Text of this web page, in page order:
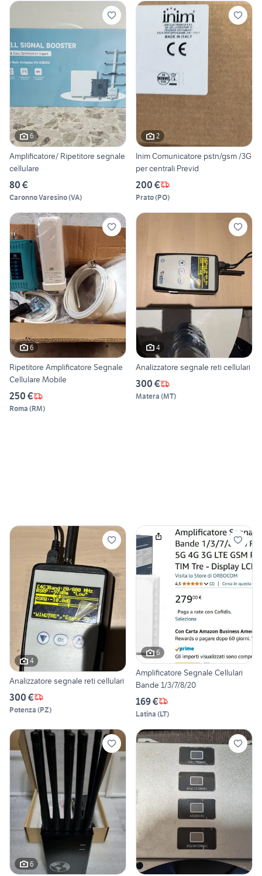
6
Amplificatore/ Ripetitore segnale
cellulare
80 €
Caronno Varesino(VA)
2
Inim Comunicatore pstn/gsm /3G
per centrali Previd
200 €
Prato(PO)
6
Ripetitore Amplificatore Segnale
Cellulare Mobile
250 €
Roma (RM)
4
Analizzatore segnale reti cellulari
300 €
Matera (MT)
4
Analizzatore segnale reti cellulari
300 €
Potenza (PZ)
6
Amplificatore Segnale Cellulari
Bande 1/3/7/8/20
169 €
Latina (LT)
6